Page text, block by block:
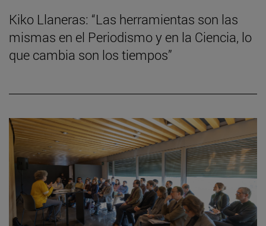
Kiko Llaneras: “Las herramientas son las
mismas en el Periodismo y en la Ciencia, lo
que cambia son los tiempos”